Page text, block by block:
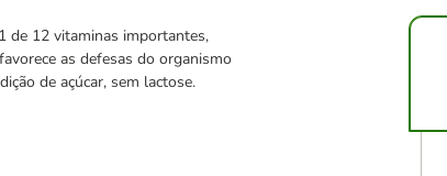
de 12 vitaminas importantes,
as defesas do organismo
de açúcar, sem lactose.